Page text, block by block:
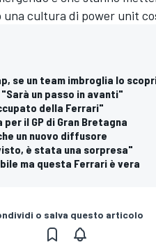
cultura di power unit
se un team imbroglia lo
un passo in avanti"
della Ferrari"
il GP di Gran Bretagna
un nuovo diffusore
è stata una sorpresa"
ma questa Ferrari è vera
o salva questo articolo